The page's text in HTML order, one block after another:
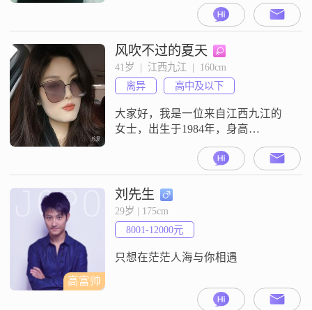
风吹不过的夏天
41岁  |  江西九江  |  160cm
离异
高中及以下
大家好，我是一位来自江西九江的
女士，出生于1984年，身高
160cm##3002##我目前的工作收入稳
定，在8001到12000元之间##3002##
虽然我的学历是高中及以下，但我
一直保持着独立自信的生活态度，
热爱每一天##3002##我特别喜欢跑
步和健身，这让我保持了良好的身
体状态和精神面貌##3002##我认
为，健
高富帅
刘先生
29岁 | 175cm
8001-12000元
只想在茫茫人海与你相遇